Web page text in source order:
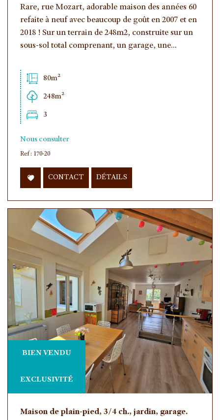
Rare, rue Mozart, adorable maison des années 60
refaite à neuf avec beaucoup de goût en 2007 et en
2018 ! Sur un terrain de 248m2, construite sur un
sous-sol total comprenant, un garage, une...
80m²
248m²
3
Nous consulter
Ref : 170-20
CONTACT DÉTAILS
BIEN VENDU
EXCLUSIVITÉ
Maison de plain-pied, 3/4 ch., jardin, garage.